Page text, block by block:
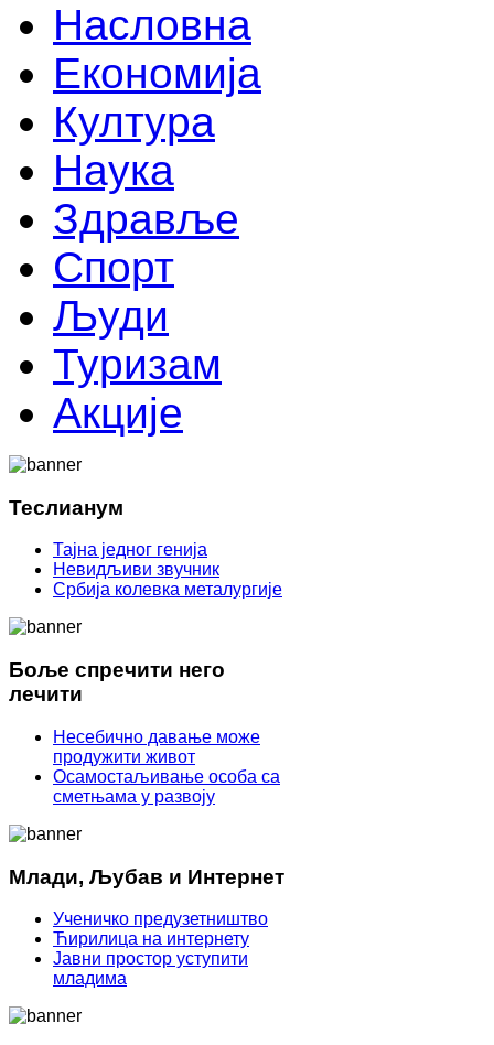
Насловна
Економија
Култура
Наука
Здравље
Спорт
Људи
Туризам
Акције
Теслианум
Тајна једног генија
Невидљиви звучник
Србија колевка металургије
Боље спречити него
лечити
Несебично давање може
продужити живот
Осамостаљивање особа са
сметњама у развоју
Млади, Љубав и Интернет
Ученичко предузетништво
Ћирилица на интернету
Јавни простор уступити
младима